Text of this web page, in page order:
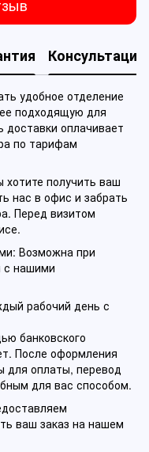
Консультация
удобное отделение
подходящую для
доставки оплачивает
по тарифам
получить ваш
нас в офис и забрать
Перед визитом
Возможна при
с нашими
рабочий день с
банковского
После оформления
для оплаты, перевод
для вас способом.
ваш заказ на нашем